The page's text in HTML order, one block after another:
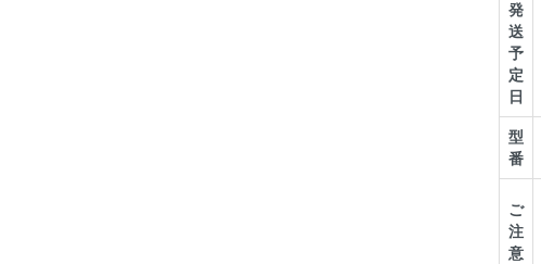
発
送
予
定
日
型
番
ご
注
意